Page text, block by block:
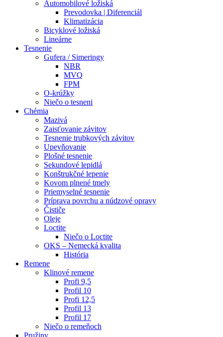
Automobilové ložiská
Prevodovka | Diferenciál
Klimatizácia
Bicyklové ložiská
Lineárne
Tesnenie
Gufera / Simeringy
NBR
MVQ
FPM
O-krúžky
Niečo o tesneni
Chémia
Mazivá
Zaisťovanie závitov
Tesnenie trubkových závitov
Upevňovanie
Plošné tesnenie
Sekundové lepidlá
Konštrukčné lepenie
Kovom plnené tmely
Priemyselné tesnenie
Príprava povrchu a núdzové opravy
Čističe
Oleje
Loctite
Niečo o Loctite
OKS – Nemecká kvalita
História
Remene
Klinové remene
Profi 9,5
Profil 10
Profi 12,5
Profil 13
Profil 17
Niečo o remeňoch
Pružiny